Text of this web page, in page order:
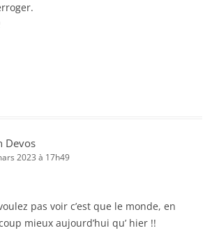
Devos
2023 à 17h49
pas voir c’est que le monde, en
mieux aujourd’hui qu’ hier !!